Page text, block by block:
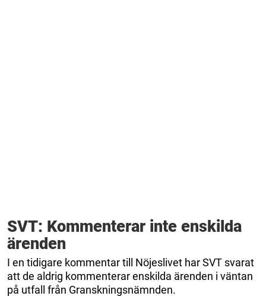
SVT: Kommenterar inte enskilda
ärenden
I en tidigare kommentar till Nöjeslivet har SVT svarat
att de aldrig kommenterar enskilda ärenden i väntan
på utfall från Granskningsnämnden.